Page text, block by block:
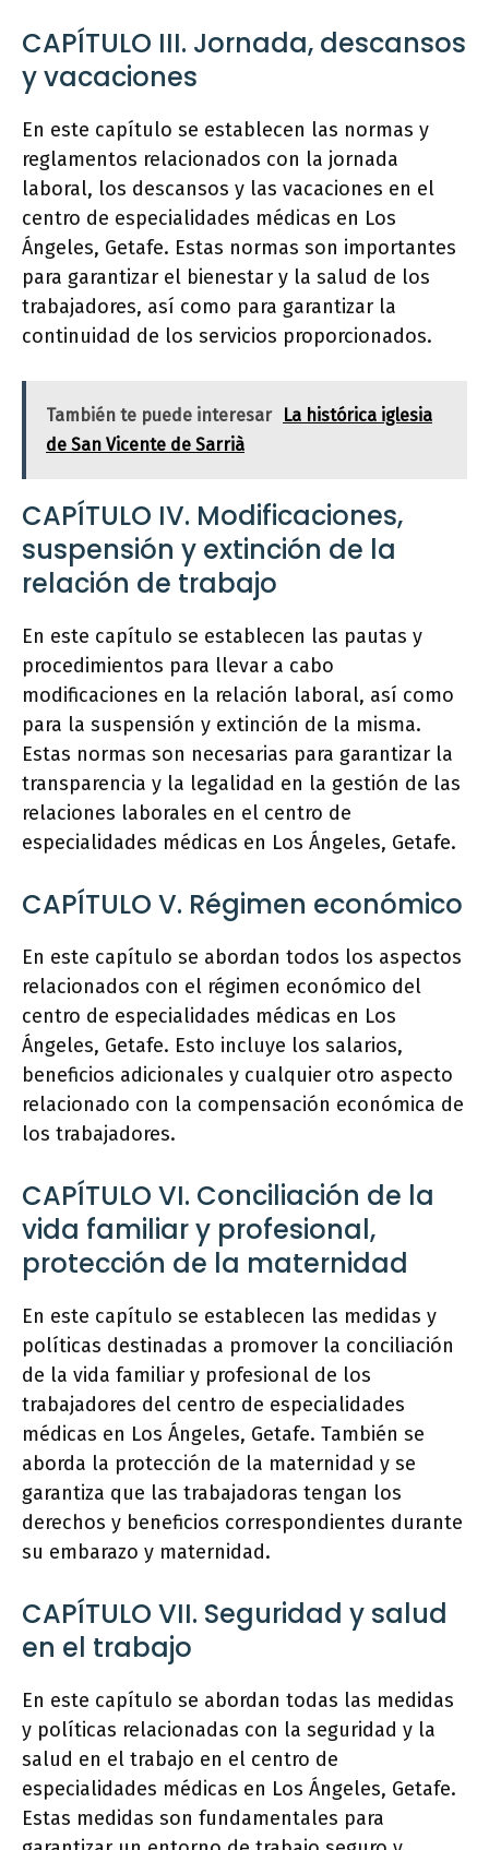
CAPÍTULO III. Jornada, descansos
y vacaciones
En este capítulo se establecen las normas y
reglamentos relacionados con la jornada
laboral, los descansos y las vacaciones en el
centro de especialidades médicas en Los
Ángeles, Getafe. Estas normas son importantes
para garantizar el bienestar y la salud de los
trabajadores, así como para garantizar la
continuidad de los servicios proporcionados.
También te puede interesar
La histórica iglesia
de San Vicente de Sarrià
CAPÍTULO IV. Modificaciones,
suspensión y extinción de la
relación de trabajo
En este capítulo se establecen las pautas y
procedimientos para llevar a cabo
modificaciones en la relación laboral, así como
para la suspensión y extinción de la misma.
Estas normas son necesarias para garantizar la
transparencia y la legalidad en la gestión de las
relaciones laborales en el centro de
especialidades médicas en Los Ángeles, Getafe.
CAPÍTULO V. Régimen económico
En este capítulo se abordan todos los aspectos
relacionados con el régimen económico del
centro de especialidades médicas en Los
Ángeles, Getafe. Esto incluye los salarios,
beneficios adicionales y cualquier otro aspecto
relacionado con la compensación económica de
los trabajadores.
CAPÍTULO VI. Conciliación de la
vida familiar y profesional,
protección de la maternidad
En este capítulo se establecen las medidas y
políticas destinadas a promover la conciliación
de la vida familiar y profesional de los
trabajadores del centro de especialidades
médicas en Los Ángeles, Getafe. También se
aborda la protección de la maternidad y se
garantiza que las trabajadoras tengan los
derechos y beneficios correspondientes durante
su embarazo y maternidad.
CAPÍTULO VII. Seguridad y salud
en el trabajo
En este capítulo se abordan todas las medidas
y políticas relacionadas con la seguridad y la
salud en el trabajo en el centro de
especialidades médicas en Los Ángeles, Getafe.
Estas medidas son fundamentales para